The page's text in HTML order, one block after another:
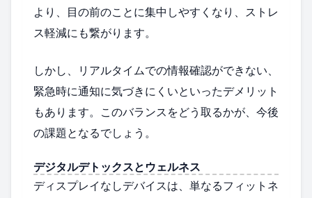
より、目の前のことに集中しやすくなり、ストレ
ス軽減にも繋がります。
しかし、リアルタイムでの情報確認ができない、
緊急時に通知に気づきにくいといったデメリット
もあります。このバランスをどう取るかが、今後
の課題となるでしょう。
デジタルデトックスとウェルネス
ディスプレイなしデバイスは、単なるフィットネ